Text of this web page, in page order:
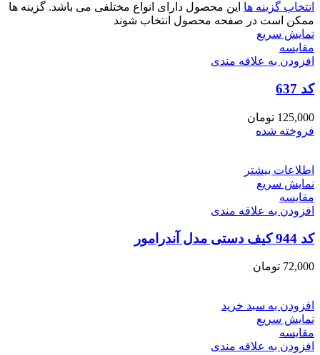
انتخاب گزینه ها این محصول دارای انواع مختلفی می باشد. گزینه ها
ممکن است در صفحه محصول انتخاب شوند
نمایش سریع
مقايسه
افزودن به علاقه مندی
کد 637
125,000 تومان
فروخته شده
اطلاعات بیشتر
نمایش سریع
مقايسه
افزودن به علاقه مندی
کد 944 کیف دستی مدل آندرامور
72,000 تومان
افزودن به سبد خرید
نمایش سریع
مقايسه
افزودن به علاقه مندی